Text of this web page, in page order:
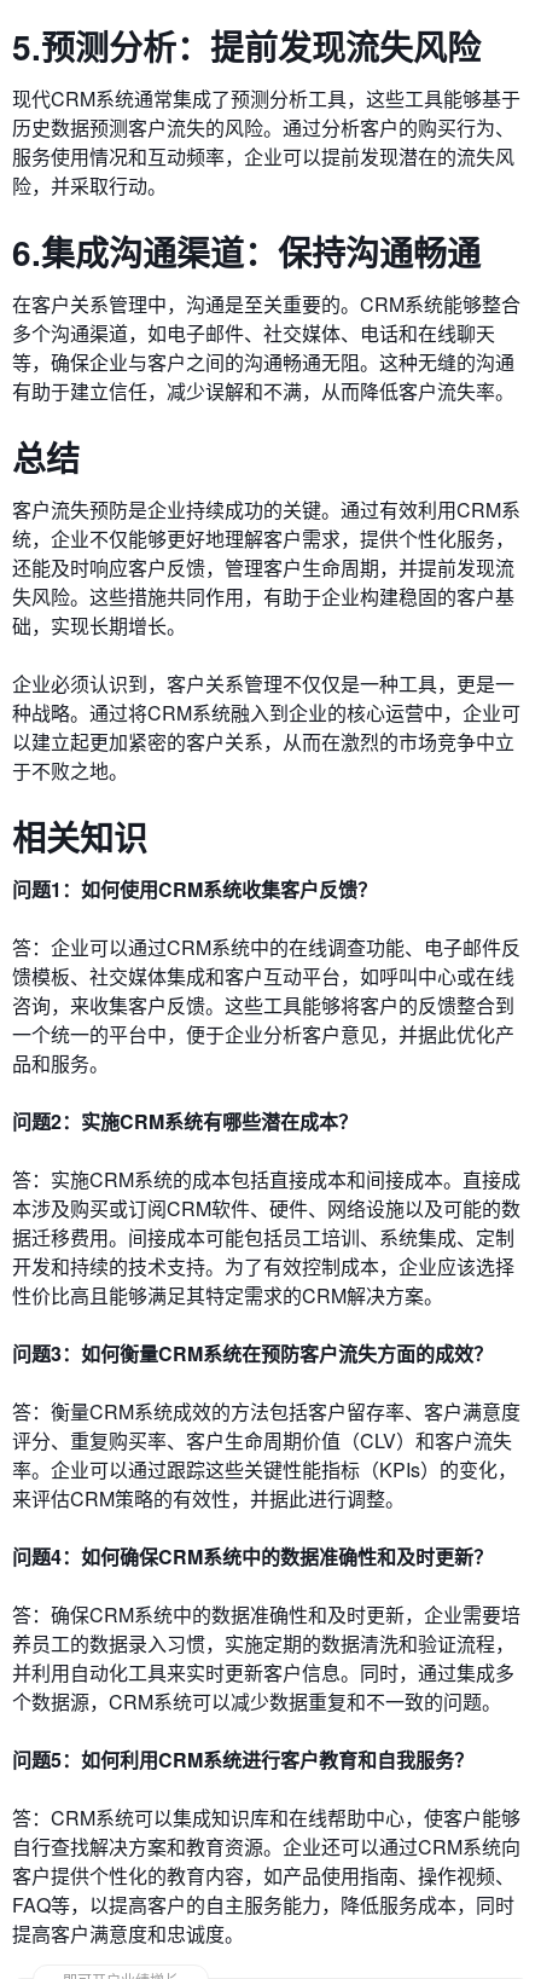
5.预测分析：提前发现流失风险
现代CRM系统通常集成了预测分析工具，这些工具能够基于
历史数据预测客户流失的风险。通过分析客户的购买行为、
服务使用情况和互动频率，企业可以提前发现潜在的流失风
险，并采取行动。
6.集成沟通渠道：保持沟通畅通
在客户关系管理中，沟通是至关重要的。CRM系统能够整合
多个沟通渠道，如电子邮件、社交媒体、电话和在线聊天
等，确保企业与客户之间的沟通畅通无阻。这种无缝的沟通
有助于建立信任，减少误解和不满，从而降低客户流失率。
总结
客户流失预防是企业持续成功的关键。通过有效利用CRM系
统，企业不仅能够更好地理解客户需求，提供个性化服务，
还能及时响应客户反馈，管理客户生命周期，并提前发现流
失风险。这些措施共同作用，有助于企业构建稳固的客户基
础，实现长期增长。
企业必须认识到，客户关系管理不仅仅是一种工具，更是一
种战略。通过将CRM系统融入到企业的核心运营中，企业可
以建立起更加紧密的客户关系，从而在激烈的市场竞争中立
于不败之地。
相关知识
问题1：如何使用CRM系统收集客户反馈？
答：企业可以通过CRM系统中的在线调查功能、电子邮件反
馈模板、社交媒体集成和客户互动平台，如呼叫中心或在线
咨询，来收集客户反馈。这些工具能够将客户的反馈整合到
一个统一的平台中，便于企业分析客户意见，并据此优化产
品和服务。
问题2：实施CRM系统有哪些潜在成本？
答：实施CRM系统的成本包括直接成本和间接成本。直接成
本涉及购买或订阅CRM软件、硬件、网络设施以及可能的数
据迁移费用。间接成本可能包括员工培训、系统集成、定制
开发和持续的技术支持。为了有效控制成本，企业应该选择
性价比高且能够满足其特定需求的CRM解决方案。
问题3：如何衡量CRM系统在预防客户流失方面的成效？
答：衡量CRM系统成效的方法包括客户留存率、客户满意度
评分、重复购买率、客户生命周期价值（CLV）和客户流失
率。企业可以通过跟踪这些关键性能指标（KPIs）的变化，
来评估CRM策略的有效性，并据此进行调整。
问题4：如何确保CRM系统中的数据准确性和及时更新？
答：确保CRM系统中的数据准确性和及时更新，企业需要培
养员工的数据录入习惯，实施定期的数据清洗和验证流程，
并利用自动化工具来实时更新客户信息。同时，通过集成多
个数据源，CRM系统可以减少数据重复和不一致的问题。
问题5：如何利用CRM系统进行客户教育和自我服务？
答：CRM系统可以集成知识库和在线帮助中心，使客户能够
自行查找解决方案和教育资源。企业还可以通过CRM系统向
客户提供个性化的教育内容，如产品使用指南、操作视频、
FAQ等，以提高客户的自主服务能力，降低服务成本，同时
提高客户满意度和忠诚度。